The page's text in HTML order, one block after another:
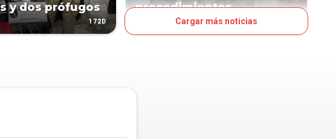
y dos prófugos
172D
procedimientos
Cargar más noticias